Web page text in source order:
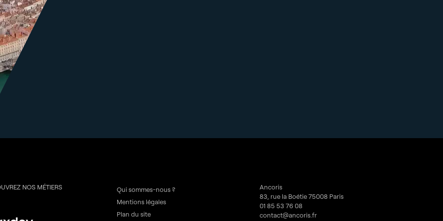
NOS MÉTIERS
Qui sommes-nous ?
Mentions légales
Plan du site
Ancoris
83, rue la Boétie 75008 Paris
01 85 53 76 08
contact@ancoris.fr